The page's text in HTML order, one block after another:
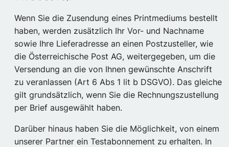
Wenn Sie die Zusendung eines Printmediums bestellt
haben, werden zusätzlich Ihr Vor- und Nachname
sowie Ihre Lieferadresse an einen Postzusteller, wie
die Österreichische Post AG, weitergegeben, um die
Versendung an die von Ihnen gewünschte Anschrift
zu veranlassen (Art 6 Abs 1 lit b DSGVO). Das gleiche
gilt grundsätzlich, wenn Sie die Rechnungszustellung
per Brief ausgewählt haben.
Darüber hinaus haben Sie die Möglichkeit, von einem
unserer Partner ein Testabonnement zu erhalten. In